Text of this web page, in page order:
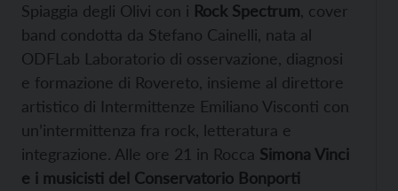
Spiaggia degli Olivi con i Rock Spectrum , cover
band condotta da Stefano Cainelli, nata al
ODFLab Laboratorio di osservazione, diagnosi
e formazione di Rovereto, insieme al direttore
artistico di Intermittenze Emiliano Visconti con
un’intermittenza fra rock, letteratura e
integrazione. Alle ore 21 in Rocca Simona Vinci
e i musicisti del Conservatorio Bonporti